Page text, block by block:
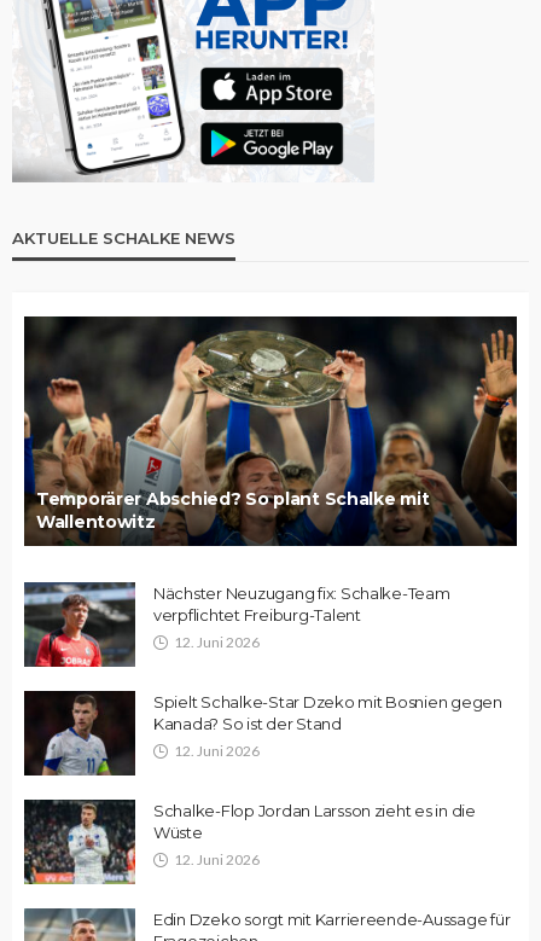
AKTUELLE SCHALKE NEWS
Temporärer Abschied? So plant Schalke mit
Wallentowitz
Nächster Neuzugang fix: Schalke-Team
verpflichtet Freiburg-Talent
12. Juni 2026
Spielt Schalke-Star Dzeko mit Bosnien gegen
Kanada? So ist der Stand
12. Juni 2026
Schalke-Flop Jordan Larsson zieht es in die
Wüste
12. Juni 2026
Edin Dzeko sorgt mit Karriereende-Aussage für